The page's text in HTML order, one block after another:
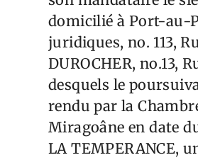
domicilié à Port-au-
juridiques, no. 113,
DUROCHER, no.13,
desquels le
rendu par la
Miragoâne en date
LA TEMPERANCE,